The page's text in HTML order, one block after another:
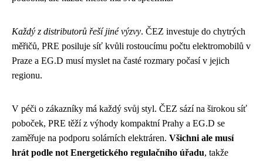
Každý z distributorů řeší jiné výzvy. ČEZ investuje do chytrých
měřičů, PRE posiluje síť kvůli rostoucímu počtu elektromobilů v
Praze a EG.D musí myslet na časté rozmary počasí v jejich
regionu.
V péči o zákazníky má každý svůj styl. ČEZ sází na širokou síť
poboček, PRE těží z výhody kompaktní Prahy a EG.D se
zaměřuje na podporu solárních elektráren. Všichni ale musí
hrát podle not Energetického regulačního úřadu, takže